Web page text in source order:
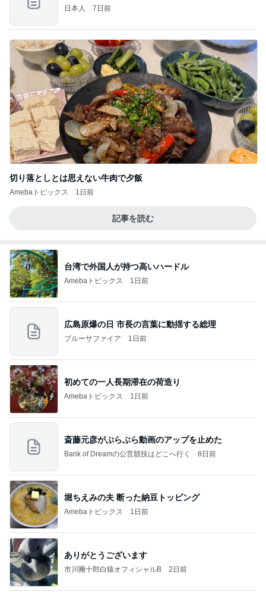
日本人 7日前
切り落としとは思えない牛肉で夕飯
Amebaトピックス 1日前
記事を読む
台湾で外国人が持つ高いハードル
Amebaトピックス 1日前
広島原爆の日 市長の言葉に動揺する総理
ブルーサファイア 1日前
初めての一人長期滞在の荷造り
Amebaトピックス 1日前
斎藤元彦がぶらぶら動画のアップを止めた
Bank of Dreamの公営競技はどこへ行く 8日前
堀ちえみの夫 断った納豆トッピング
Amebaトピックス 1日前
ありがとうございます
市川團十郎白猿オフィシャルB 2日前